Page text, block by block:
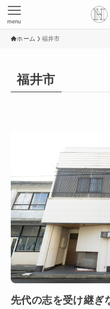
menu
ホーム 福井市
福井市
先代の志を受け継ぎ